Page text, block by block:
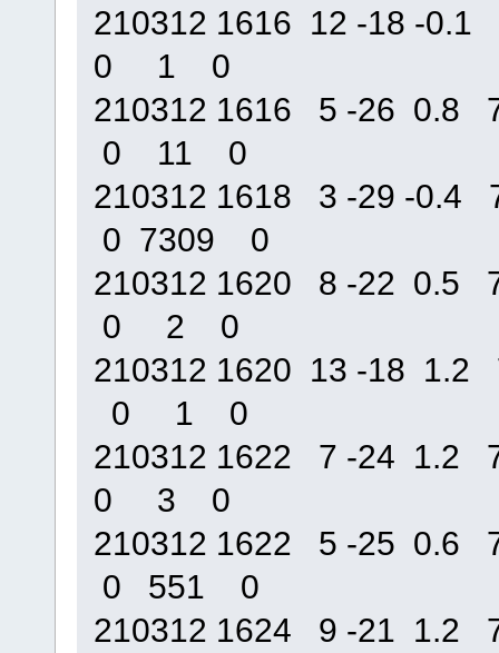
210312 1616 12 -18 -
0 1 0
210312 1616 5 -26
0 11 0
210312 1618 3 -29 -
0 7309 0
210312 1620 8 -22
0 2 0
210312 1620 13 -18
0 1 0
210312 1622 7 -24
0 3 0
210312 1622 5 -25
0 551 0
210312 1624 9 -21